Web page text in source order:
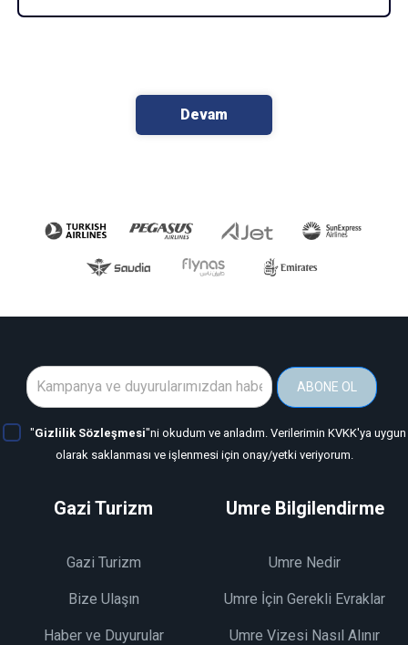
Devam
ABONE OL
"Gizlilik Sözleşmesi"ni okudum ve anladım. Verilerimin KVKK'ya uygun
olarak saklanması ve işlenmesi için onay/yetki veriyorum.
Gazi Turizm
Gazi Turizm
Bize Ulaşın
Haber ve Duyurular
Umre Bilgilendirme
Umre Nedir
Umre İçin Gerekli Evraklar
Umre Vizesi Nasıl Alınır